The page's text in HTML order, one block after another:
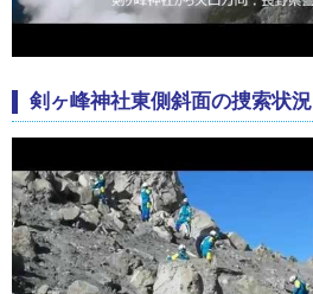
剣ヶ峰神社東側斜面の捜索状況